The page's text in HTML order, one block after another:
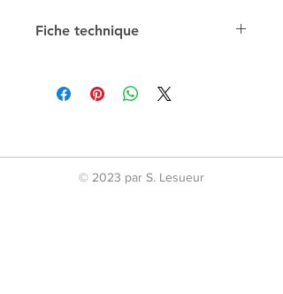
Fiche technique
© 2023 par S. Lesueur